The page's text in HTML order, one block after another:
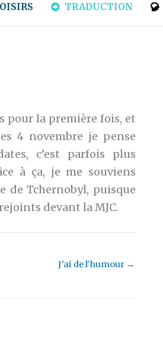
TRADUCTION
pour la première fois, et
4 novembre je pense
c’est parfois plus
à ça, je me souviens
de Tchernobyl, puisque
devant la MJC.
J'ai de l'humour →